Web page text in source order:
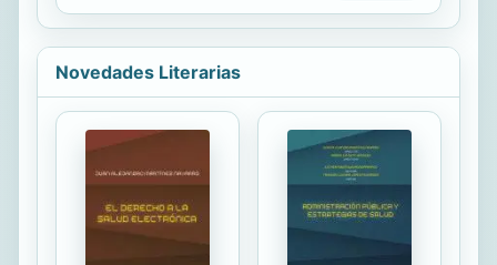
de hostilidad, de resentimiento.
Aparentemente, lo que muchas
experimentaban les causó gran
sorpresa. De inmediato entró en
acción un arsenal de armas muy
antiguas. Como de costumbre, las
principales apuntaron a los
argumentos "ella no es femenina" o
"ella odia a los hombres".»
Considerada la obra más importante
Novedades Literarias